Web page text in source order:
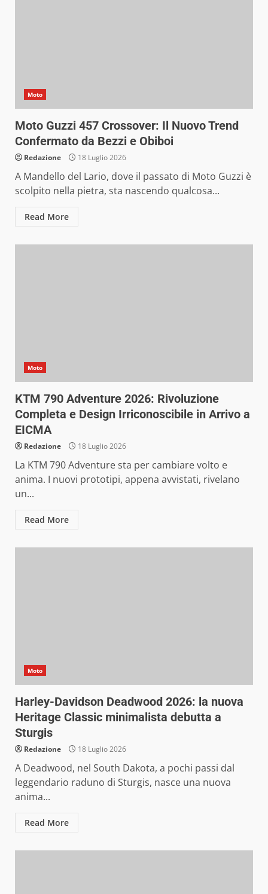
Moto
Moto Guzzi 457 Crossover: Il Nuovo Trend
Confermato da Bezzi e Obiboi
Redazione 18 Luglio 2026
A Mandello del Lario, dove il passato di Moto Guzzi è
scolpito nella pietra, sta nascendo qualcosa...
Read More
Moto
KTM 790 Adventure 2026: Rivoluzione
Completa e Design Irriconoscibile in Arrivo a
EICMA
Redazione 18 Luglio 2026
La KTM 790 Adventure sta per cambiare volto e
anima. I nuovi prototipi, appena avvistati, rivelano
un...
Read More
Moto
Harley-Davidson Deadwood 2026: la nuova
Heritage Classic minimalista debutta a
Sturgis
Redazione 18 Luglio 2026
A Deadwood, nel South Dakota, a pochi passi dal
leggendario raduno di Sturgis, nasce una nuova
anima...
Read More